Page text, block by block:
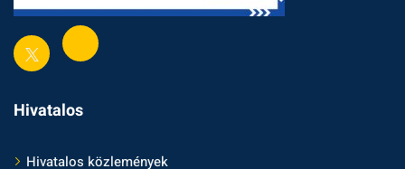
Hivatalos
Hivatalos közlemények